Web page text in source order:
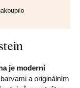
je moderní
a originálním